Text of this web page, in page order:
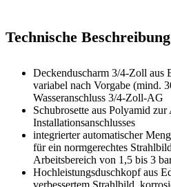
Technische Beschreibung
Deckenduscharm 3/4-Zoll aus
variabel nach Vorgabe (mind.
Wasseranschluss 3/4-Zoll-AG
Schubrosette aus Polyamid
Installationsanschlusses
integrierter automatischer
für ein normgerechtes
Arbeitsbereich von 1,5 bis 3
Hochleistungsduschkopf aus
verbessertem Strahlbild,